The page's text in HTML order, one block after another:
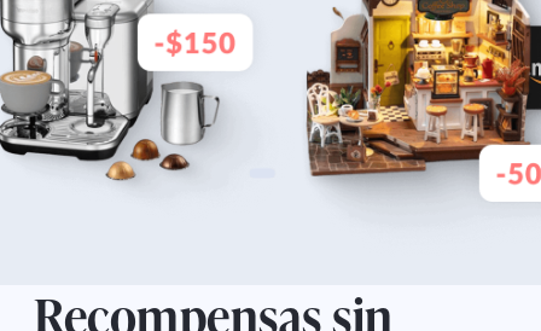
Recompensas sin